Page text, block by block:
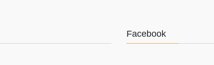
Facebook